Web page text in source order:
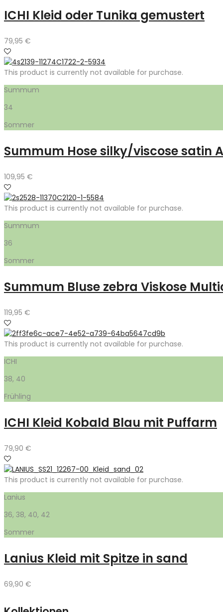
ICHI Kleid oder Tunika gemustert
79,95 €
This product is currently not available for purchase.
Summum
34
Sommer
Summum Hose silky/viscose satin
109,95 €
This product is currently not available for purchase.
Summum
36
Sommer
Summum Bluse zebra Viskose
119,95 €
This product is currently not available for purchase.
ICHI
38, 40
Frühling
ICHI Kleid Kobald Blau mit Puffarm
79,90 €
This product is currently not available for purchase.
Lanius
36, 38, 40, 42
Sommer
Lanius Kleid mit Spitze in sand
69,90 €